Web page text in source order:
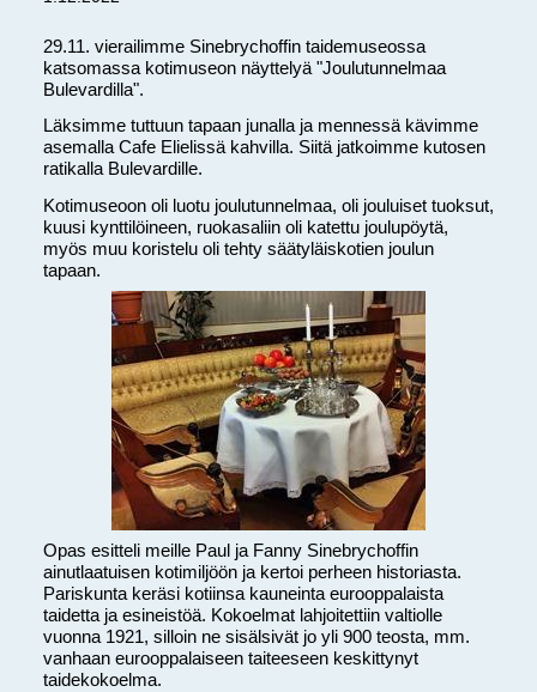
⁠⁠⁠⁠⁠⁠⁠29.11. vierailimme Sinebrychoffin taidemuseossa
katsomassa kotimuseon näyttelyä "Joulutunnelmaa
Bulevardilla".
Läksimme tuttuun tapaan junalla ja mennessä kävimme
asemalla Cafe Elielissä kahvilla. Siitä jatkoimme kutosen
ratikalla Bulevardille.
Kotimuseoon oli luotu joulutunnelmaa, oli jouluiset tuoksut,
kuusi kynttilöineen, ruokasaliin oli katettu joulupöytä,
myös muu koristelu oli tehty säätyläiskotien joulun
tapaan.
Opas esitteli meille Paul ja Fanny Sinebrychoffin
ainutlaatuisen kotimiljöön ja kertoi perheen historiasta.
Pariskunta keräsi kotiinsa kauneinta eurooppalaista
taidetta ja esineistöä. Kokoelmat lahjoitettiin valtiolle
vuonna 1921, silloin ne sisälsivät jo yli 900 teosta, mm.
vanhaan eurooppalaiseen taiteeseen keskittynyt
taidekokoelma.